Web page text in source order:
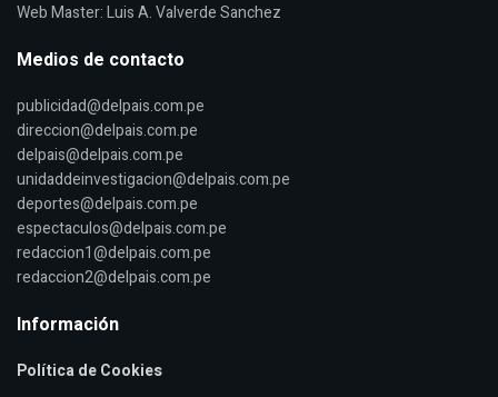
Web Master: Luis A. Valverde Sanchez
Medios de contacto
publicidad@delpais.com.pe
direccion@delpais.com.pe
delpais@delpais.com.pe
unidaddeinvestigacion@delpais.com.pe
deportes@delpais.com.pe
espectaculos@delpais.com.pe
redaccion1@delpais.com.pe
redaccion2@delpais.com.pe
Información
Política de Cookies